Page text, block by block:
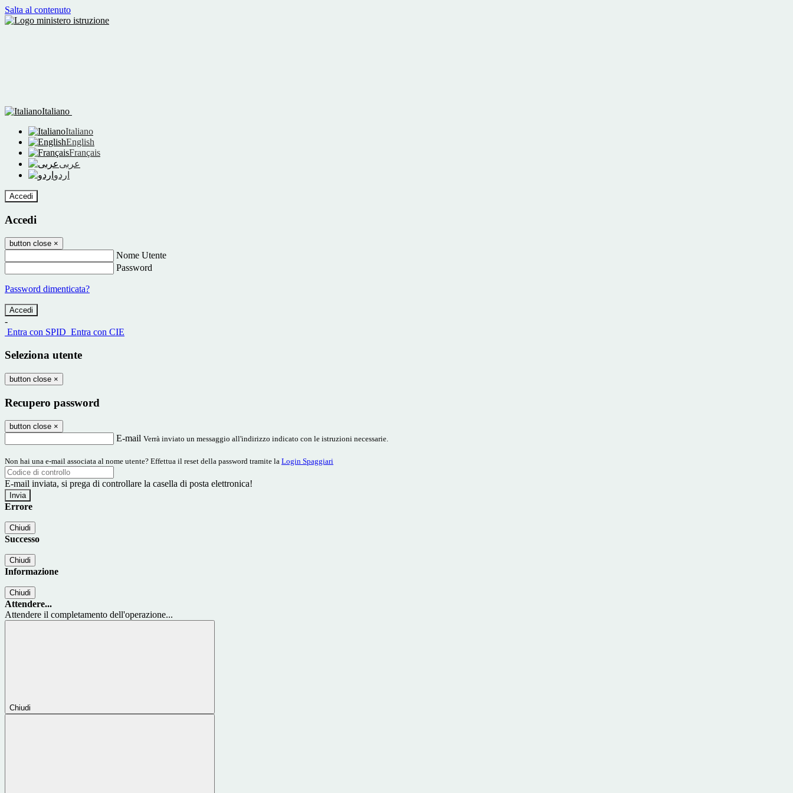
Salta al contenuto
Italiano
Italiano
English
Français
عربى
اردو
Accedi
Accedi
button close ×
Nome Utente
Password
Password dimenticata?
-
Entra con SPID Entra con CIE
Seleziona utente
button close ×
Recupero password
button close ×
E-mail Verrà inviato un messaggio all'indirizzo indicato con le istruzioni necessarie.
Non hai una e-mail associata al nome utente? Effettua il reset della password tramite la Login Spaggiari
E-mail inviata, si prega di controllare la casella di posta elettronica!
Errore
Chiudi
Successo
Chiudi
Informazione
Chiudi
Attendere...
Attendere il completamento dell'operazione...
Chiudi